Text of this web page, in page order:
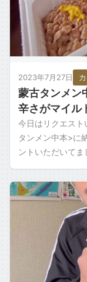
2023年7月27日
蒙古タンメン
辛さがマイル
今日はリクエス
タンメン中本>に
ントいただいて